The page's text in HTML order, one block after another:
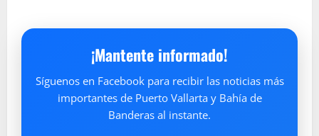
¡Mantente informado!
Síguenos en Facebook para recibir las noticias más
importantes de Puerto Vallarta y Bahía de
Banderas al instante.